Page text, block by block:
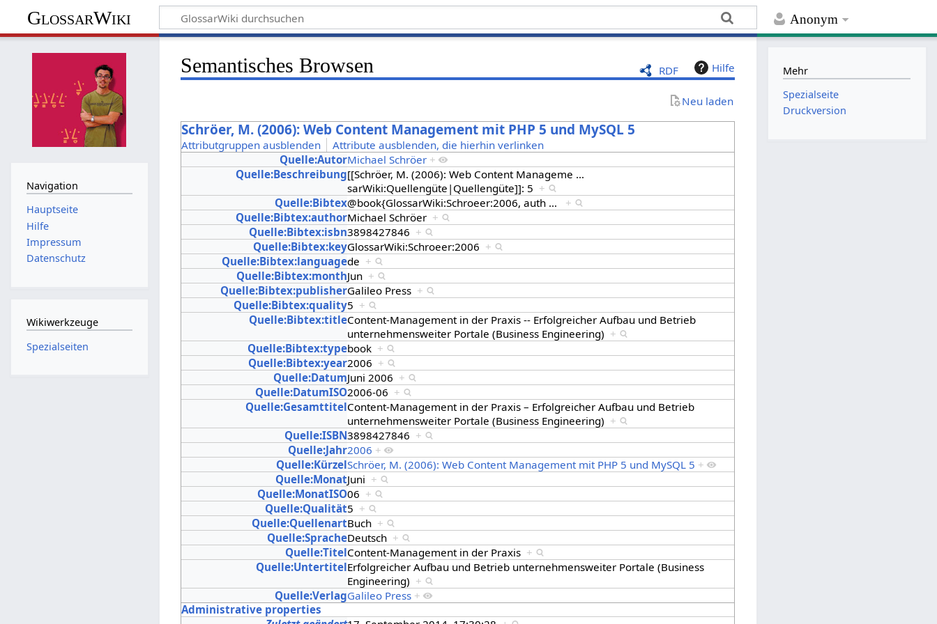
Anonym
GlossarWiki
RDF Hilfe
Semantisches Browsen
Neu laden
Schröer, M. (2006): Web Content Management mit PHP 5 und MySQL 5
Attributgruppen ausblenden
Attribute ausblenden, die hierhin verlinken
Quelle:AutorMichael Schröer +
Quelle:Beschreibung[[Schröer, M. (2006): Web Content Manageme …
sarWiki:Quellengüte|Quellengüte]]: 5 +
Quelle:Bibtex@book{GlossarWiki:Schroeer:2006, auth …
+
Quelle:Bibtex:authorMichael Schröer +
Quelle:Bibtex:isbn3898427846 +
Quelle:Bibtex:keyGlossarWiki:Schroeer:2006 +
Quelle:Bibtex:languagede +
Quelle:Bibtex:monthJun +
Quelle:Bibtex:publisherGalileo Press +
Quelle:Bibtex:quality5 +
Quelle:Bibtex:titleContent-Management in der Praxis -- Erfolgreicher Aufbau und Betrieb
unternehmensweiter Portale (Business Engineering) +
Quelle:Bibtex:typebook +
Quelle:Bibtex:year2006 +
Quelle:DatumJuni 2006 +
Quelle:DatumISO2006-06 +
Quelle:GesamttitelContent-Management in der Praxis – Erfolgreicher Aufbau und Betrieb
unternehmensweiter Portale (Business Engineering) +
Quelle:ISBN3898427846 +
Quelle:Jahr2006 +
Quelle:KürzelSchröer, M. (2006): Web Content Management mit PHP 5 und MySQL 5 +
Quelle:MonatJuni +
Quelle:MonatISO06 +
Quelle:Qualität5 +
Quelle:QuellenartBuch +
Quelle:SpracheDeutsch +
Quelle:TitelContent-Management in der Praxis +
Quelle:UntertitelErfolgreicher Aufbau und Betrieb unternehmensweiter Portale (Business
Engineering) +
Quelle:VerlagGalileo Press +
Administrative properties
Navigation
Hauptseite
Hilfe
Impressum
Datenschutz
Wikiwerkzeuge
Spezialseiten
Mehr
Spezialseite
Druckversion